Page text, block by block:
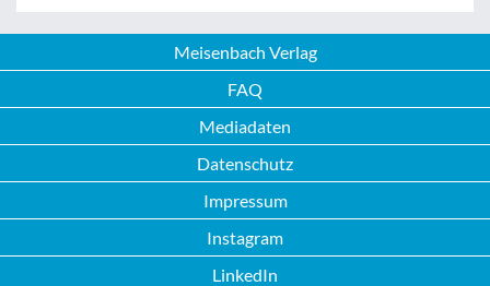
Meisenbach Verlag
FAQ
Mediadaten
Datenschutz
Impressum
Instagram
LinkedIn